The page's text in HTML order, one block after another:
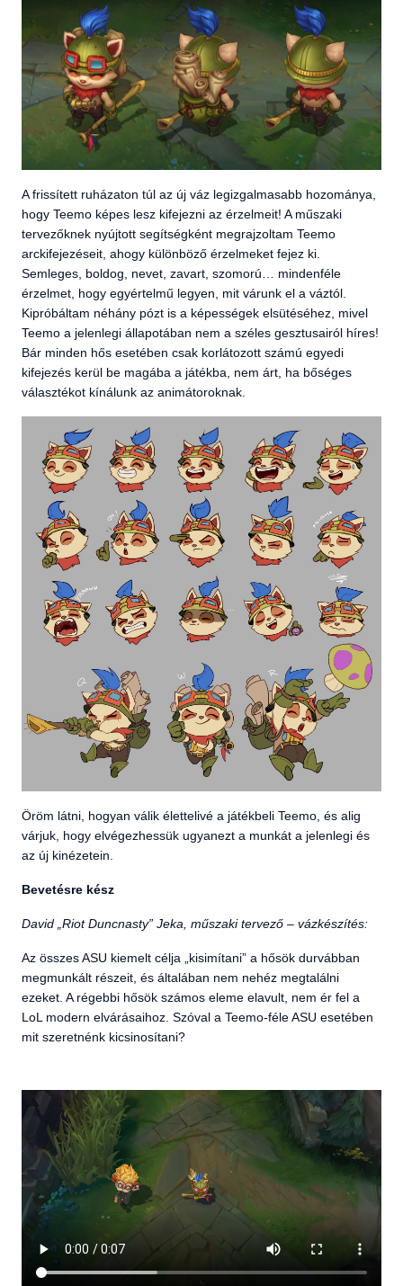
A frissített ruházaton túl az új váz legizgalmasabb hozománya,
hogy Teemo képes lesz kifejezni az érzelmeit! A műszaki
tervezőknek nyújtott segítségként megrajzoltam Teemo
arckifejezéseit, ahogy különböző érzelmeket fejez ki.
Semleges, boldog, nevet, zavart, szomorú… mindenféle
érzelmet, hogy egyértelmű legyen, mit várunk el a váztól.
Kipróbáltam néhány pózt is a képességek elsütéséhez, mivel
Teemo a jelenlegi állapotában nem a széles gesztusairól híres!
Bár minden hős esetében csak korlátozott számú egyedi
kifejezés kerül be magába a játékba, nem árt, ha bőséges
választékot kínálunk az animátoroknak.
Öröm látni, hogyan válik élettelivé a játékbeli Teemo, és alig
várjuk, hogy elvégezhessük ugyanezt a munkát a jelenlegi és
az új kinézetein.
Bevetésre kész
David „Riot Duncnasty” Jeka, műszaki tervező – vázkészítés:
Az összes ASU kiemelt célja „kisimítani” a hősök durvábban
megmunkált részeit, és általában nem nehéz megtalálni
ezeket. A régebbi hősök számos eleme elavult, nem ér fel a
LoL modern elvárásaihoz. Szóval a Teemo-féle ASU esetében
mit szeretnénk kicsinosítani?